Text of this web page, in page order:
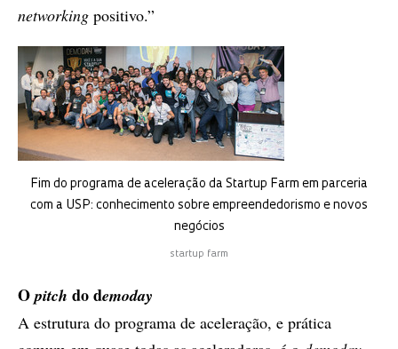
networking positivo.”
Fim do programa de aceleração da Startup Farm em parceria
com a USP: conhecimento sobre empreendedorismo e novos
negócios
startup farm
Opitch do demoday
A estrutura do programa de aceleração, e prática